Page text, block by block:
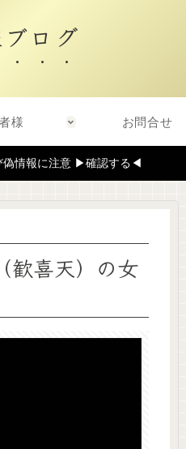
ログ
様 お問合せ
偽情報に注意 ▶確認する◀
歓喜天）の女